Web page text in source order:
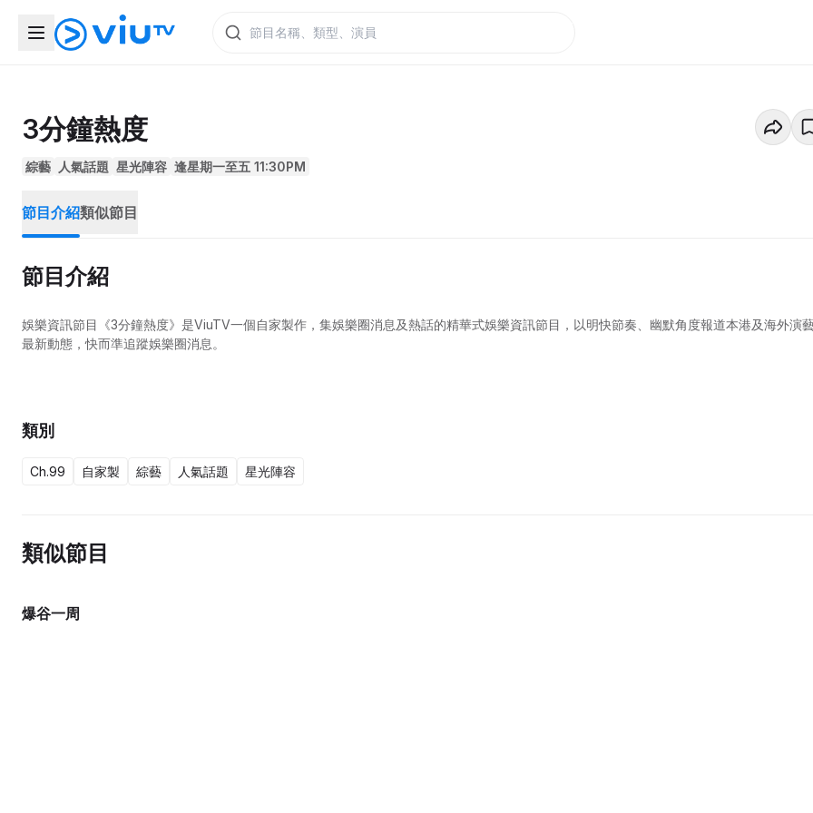
3分鐘熱度
綜藝 人氣話題 星光陣容 逢星期一至五 11:30PM
節目介紹類似節目
節目介紹
娛樂資訊節目《3分鐘熱度》是ViuTV一個自家製作，集娛樂圈消息及熱話的精華式娛樂資訊節目，以明快節奏、幽默角度報道本港及海外演
最新動態，快而準追蹤娛樂圈消息。
類別
Ch.99 自家製 綜藝 人氣話題 星光陣容
類似節目
爆谷一周